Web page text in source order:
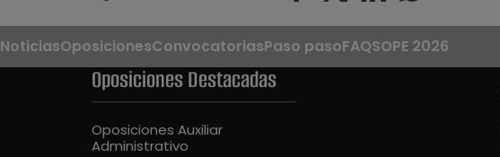
NoticiasOposicionesConvocatoriasPaso pasoFAQSOPE 2026
Oposiciones Destacadas
Oposiciones Auxiliar
Administrativo